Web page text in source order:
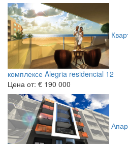
комплексе Alegria residencial 12
Цена от: € 190 000